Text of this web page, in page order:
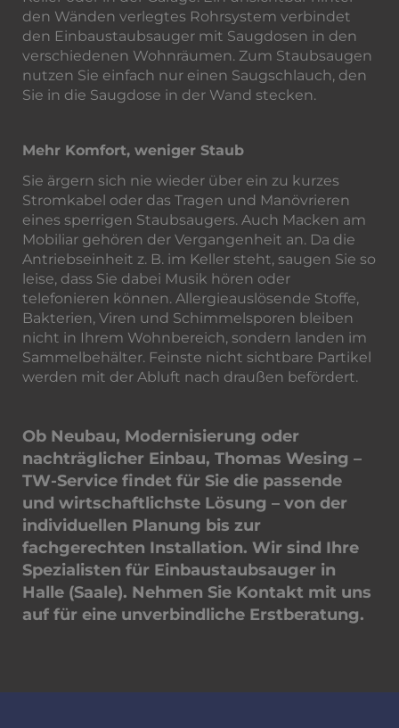
den Wänden verlegtes Rohrsystem verbindet
den Einbaustaubsauger mit Saugdosen in den
verschiedenen Wohnräumen. Zum Staubsaugen
nutzen Sie einfach nur einen Saugschlauch, den
Sie in die Saugdose in der Wand stecken.
Mehr Komfort, weniger Staub
Sie ärgern sich nie wieder über ein zu kurzes
Stromkabel oder das Tragen und Manövrieren
eines sperrigen Staubsaugers. Auch Macken am
Mobiliar gehören der Vergangenheit an. Da die
Antriebseinheit z. B. im Keller steht, saugen Sie so
leise, dass Sie dabei Musik hören oder
telefonieren können. Allergieauslösende Stoffe,
Bakterien, Viren und Schimmelsporen bleiben
nicht in Ihrem Wohnbereich, sondern landen im
Sammelbehälter. Feinste nicht sichtbare Partikel
werden mit der Abluft nach draußen befördert.
Ob Neubau, Modernisierung oder
nachträglicher Einbau, Thomas Wesing –
TW-Service findet für Sie die passende
und wirtschaftlichste Lösung – von der
individuellen Planung bis zur
fachgerechten Installation. Wir sind Ihre
Spezialisten für Einbaustaubsauger in
Halle (Saale). Nehmen Sie Kontakt mit uns
auf für eine unverbindliche Erstberatung.